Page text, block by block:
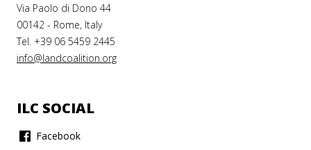
Via Paolo di Dono 44
00142 - Rome, Italy
Tel. +39 06 5459 2445
info@landcoalition.org
ILC SOCIAL
Facebook